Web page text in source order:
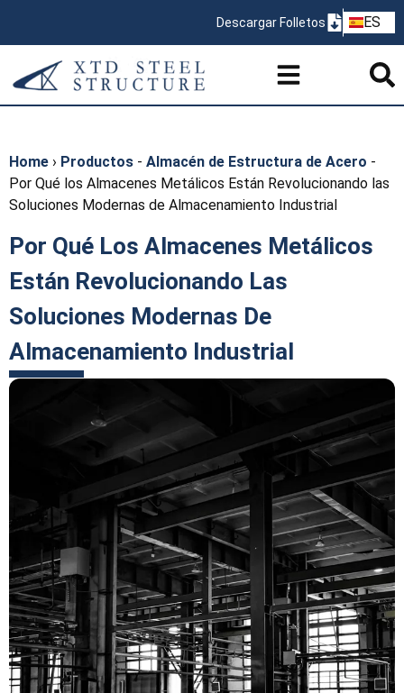
Descargar Folletos ES
PT
Home › Productos - Almacén de Estructura de Acero -
Por Qué los Almacenes Metálicos Están Revolucionando las
Soluciones Modernas de Almacenamiento Industrial
Por Qué Los Almacenes Metálicos
Están Revolucionando Las
Soluciones Modernas De
Almacenamiento Industrial